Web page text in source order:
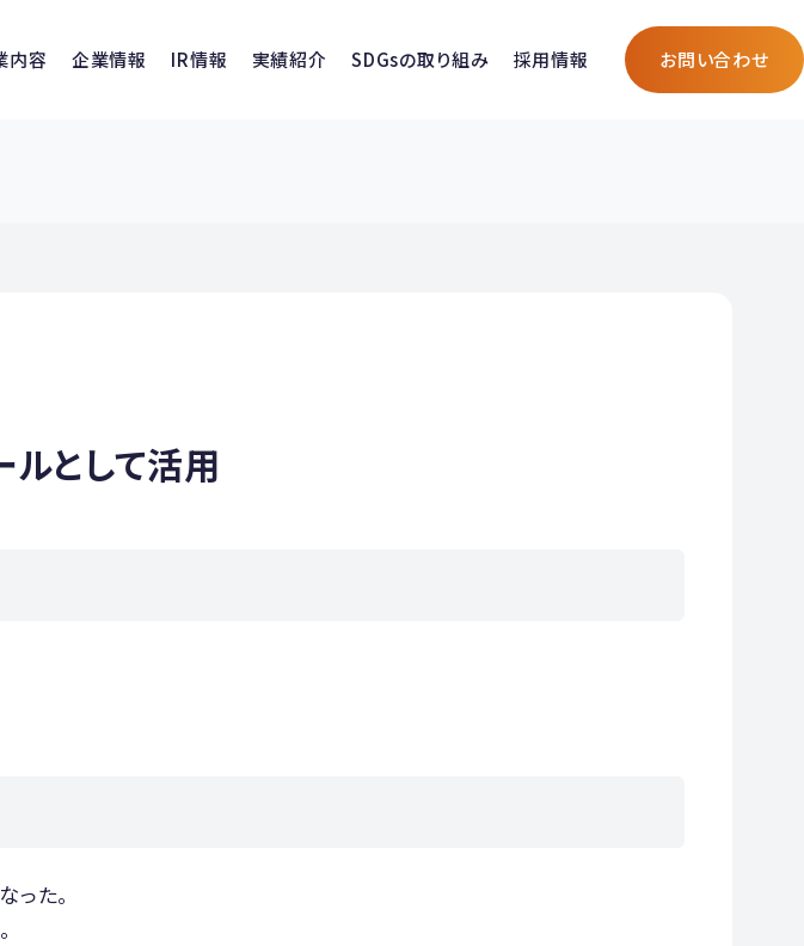
内容 企業情報 IR情報 実績紹介 SDGsの取り組み 採用情報 お問い合わせ
として活用
た。